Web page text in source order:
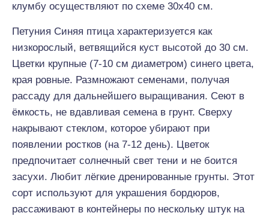
клумбу осуществляют по схеме 30х40 см.
Петуния Синяя птица характеризуется как
низкорослый, ветвящийся куст высотой до 30 см.
Цветки крупные (7-10 см диаметром) синего цвета,
края ровные. Размножают семенами, получая
рассаду для дальнейшего выращивания. Сеют в
ёмкость, не вдавливая семена в грунт. Сверху
накрывают стеклом, которое убирают при
появлении ростков (на 7-12 день). Цветок
предпочитает солнечный свет тени и не боится
засухи. Любит лёгкие дренированные грунты. Этот
сорт используют для украшения бордюров,
рассаживают в контейнеры по нескольку штук на